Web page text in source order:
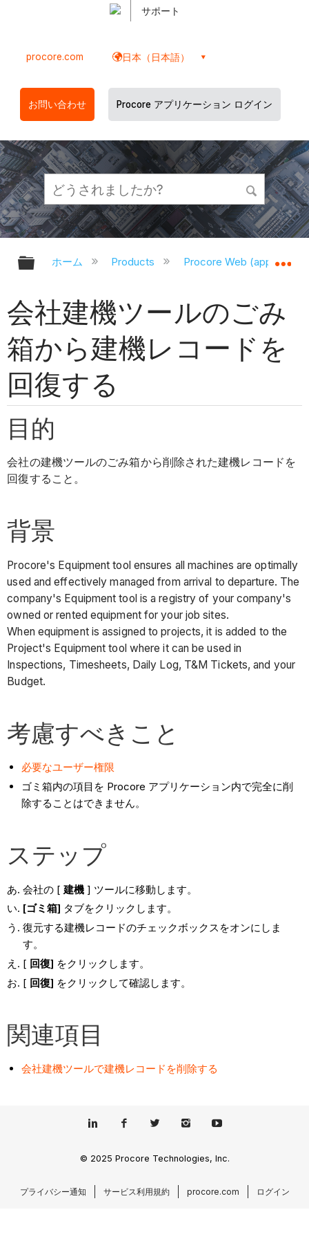
サポート
procore.com 日本（日本語）
お問い合わせ Procore アプリケーション ログイン
グローバル階層を展開/折りたたむ
ホーム Products Procore Web
会社建機ツールのごみ
箱から建機レコードを
回復する
目的
会社の建機ツールのごみ箱から削除された建機レコードを
回復すること。
背景
Procore's Equipment tool ensures all machines are optimally
used and effectively managed from arrival to departure. The
company's Equipment tool is a registry of your company's
owned or rented equipment for your job sites.
When equipment is assigned to projects, it is added to the
Project's Equipment tool where it can be used in
Inspections, Timesheets, Daily Log, T&M Tickets, and your
Budget.
考慮すべきこと
必要なユーザー権限
ゴミ箱内の項目を Procore アプリケーション内で完全に削
除することはできません。
ステップ
会社の [ 建機] ツールに移動します。
[ゴミ箱] タブをクリックします。
復元する建機レコードのチェックボックスをオンにしま
す。
[ 回復] をクリックします。
[ 回復] をクリックして確認します。
関連項目
会社建機ツールで建機レコードを削除する
© 2025 Procore Technologies, Inc.
プライバシー通知 サービス利用規約 procore.com ログイン